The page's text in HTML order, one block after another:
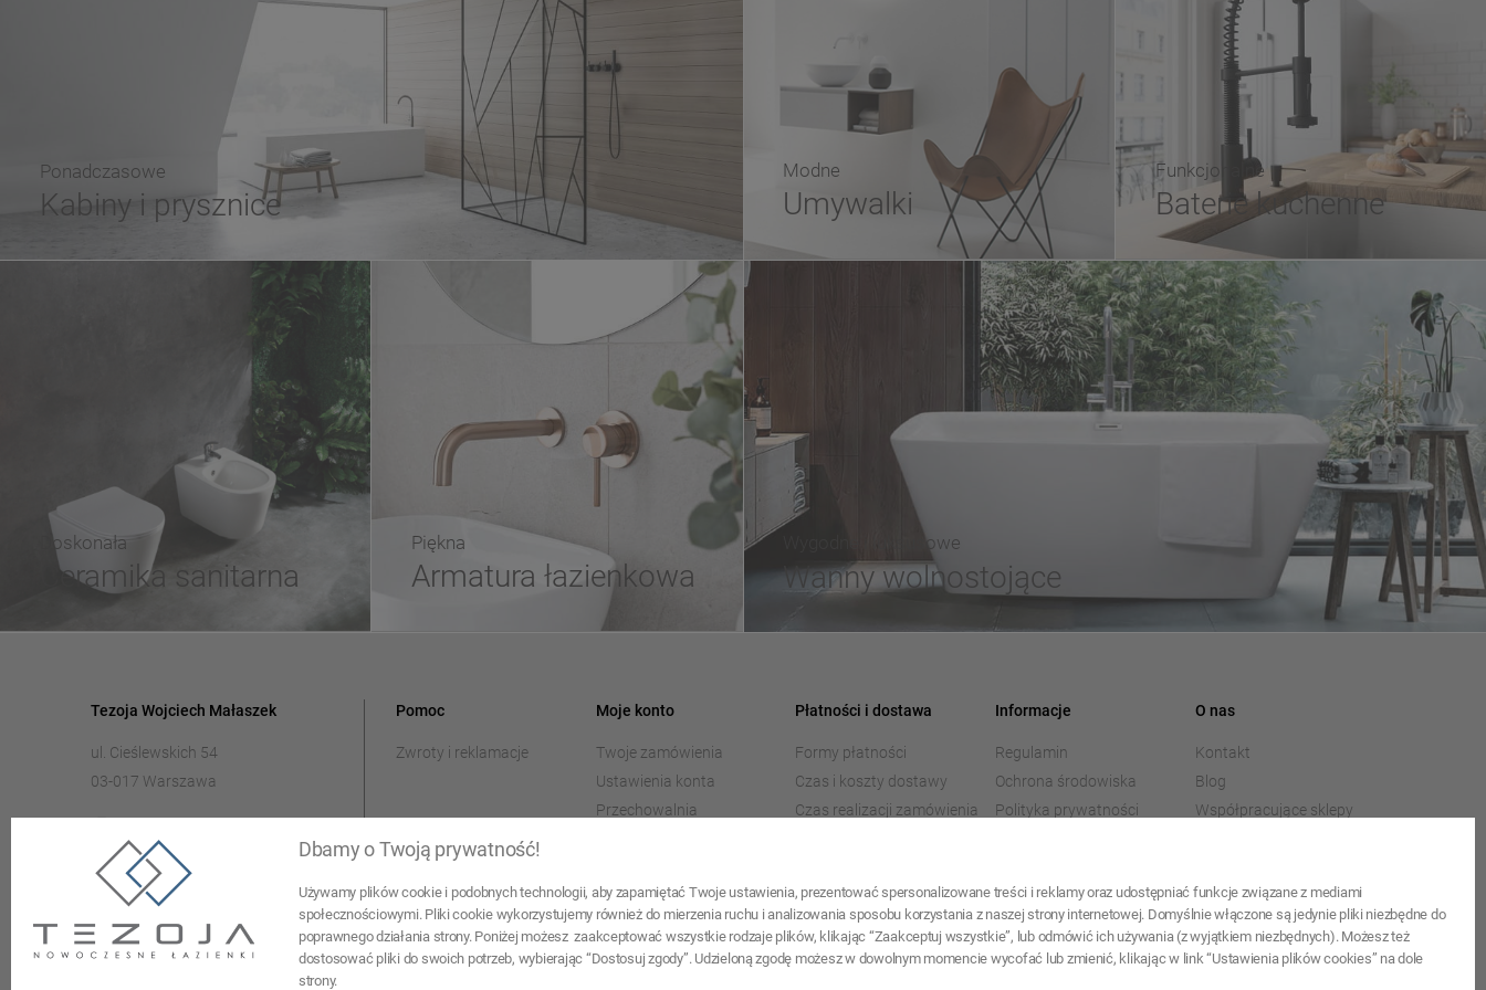
Ponadczasowe
Kabiny i prysznice
Modne
Umywalki
Funkcjonalne
Baterie kuchenne
Wygodne i luksusowe
Wanny wolnostojące
Doskonała
Ceramika sanitarna
Piękna
Armatura łazienkowa
Tezoja Wojciech Małaszek
ul. Cieślewskich 54
03-017 Warszawa
tezoja@gmail.com
Pomoc
Zwroty i reklamacje
Moje konto
Twoje zamówienia
Ustawienia konta
Przechowalnia
Płatności i dostawa
Formy płatności
Czas i koszty dostawy
Czas realizacji zamówienia
Rezerwacja produktu w
naszym magazynie - zakup
w siedzibie firmy w
Warszawie
Informacje
Regulamin
Ochrona środowiska
Polityka prywatności
O nas
Kontakt
Blog
Współpracujące sklepy
Dbamy o Twoją prywatność!
Używamy plików cookie i podobnych technologii, aby zapamiętać Twoje ustawienia, prezentować spersonalizowane treści i reklamy oraz udostępniać funkcje związane z mediami
społecznościowymi. Pliki cookie wykorzystujemy również do mierzenia ruchu i analizowania sposobu korzystania z naszej strony internetowej. Domyślnie włączone są jedynie pliki niezbędne do
poprawnego działania strony. Poniżej możesz zaakceptować wszystkie rodzaje plików, klikając “Zaakceptuj wszystkie”, lub odmówić ich używania (z wyjątkiem niezbędnych). Możesz też
dostosować pliki do swoich potrzeb, wybierając “Dostosuj zgody”. Udzieloną zgodę możesz w dowolnym momencie wycofać lub zmienić, klikając w link “Ustawienia plików cookies” na dole
strony.